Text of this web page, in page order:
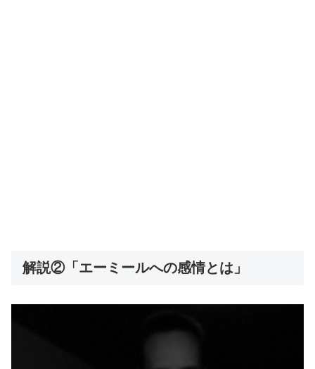
解説②「エーミールへの感情とは」